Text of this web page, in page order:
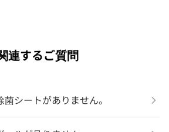
連するご質問
菌シートがありません。